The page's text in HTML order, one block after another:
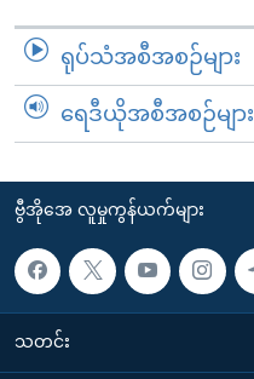
ရုပ်သံအစီအစဉ်များ
ရေဒီယိုအစီအစဉ်များ
ဗွီအိုအေ လူမှုကွန်ယက်များ
သတင်း